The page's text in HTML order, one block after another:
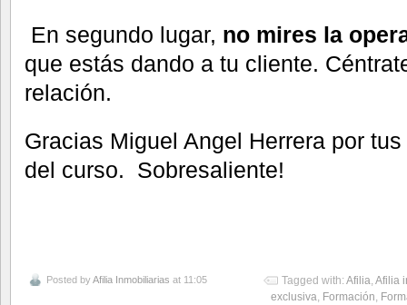
En segundo lugar, no mires la
que estás dando a tu cliente.
relación.
Gracias Miguel Angel Herrera por
del curso. Sobresaliente!
Posted byAfilia Inmobiliarias at 11:05 Tagged with: Afilia, Afilia
exclusiva, Formación,